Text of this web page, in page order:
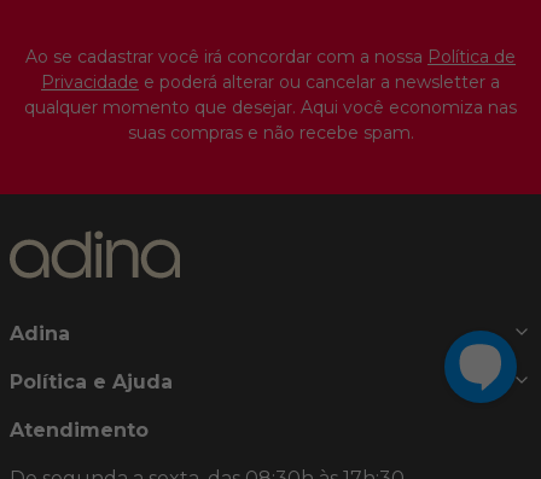
Ao se cadastrar você irá concordar com a nossa Política de
Privacidade e poderá alterar ou cancelar a newsletter a
qualquer momento que desejar. Aqui você economiza nas
suas compras e não recebe spam.
Adina
Política e Ajuda
Atendimento